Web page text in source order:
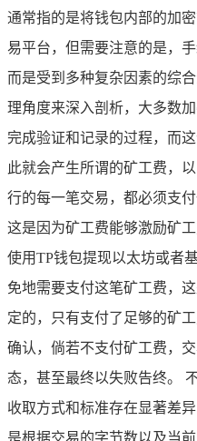
通常指的是将钱包内部的加
易平台，但需要注意的是，
而是受到多种复杂因素的综
理角度来深入剖析，大多数
完成验证和记录的过程，而
此就会产生所谓的矿工费，
行的每一笔交易，都必须支
这是因为矿工费能够激励矿
使用TP钱包提现以太坊或者
免地需要支付这笔矿工费，
定的，只有支付了足够的矿
确认，倘若不支付矿工费，
态，甚至最终以失败告终。
收取方式和标准存在显著差
是根据交易的字节数以及当